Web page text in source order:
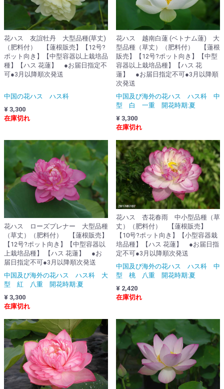
花ハス 友誼牡丹 大型品種(草丈)
（肥料付） 【蓮根販売】【12号?
ポット向き】【中型容器以上栽培品
種】【ハス 花蓮】 ●お届日指定不
可●3月以降順次発送
中国の花ハス ハス科
¥ 3,300
在庫切れ
花ハス 越南白蓮 (ベトナム蓮) 大
型品種（草丈）（肥料付） 【蓮根
販売】【12号?ポット向き】【中型
容器以上栽培品種】【ハス 花
蓮】 ●お届日指定不可●3月以降順
次発送
中国及び海外の花ハス ハス科 中
型 白 一重 開花時期:夏
¥ 3,300
在庫切れ
花ハス ローズプレナー 大型品種
（草丈）（肥料付） 【蓮根販売】
【12号?ポット向き】【中型容器以
上栽培品種】 【ハス 花蓮】 ●お
届日指定不可●3月以降順次発送
中国及び海外の花ハス ハス科 大
型 紅 八重 開花時期:夏
¥ 3,300
在庫切れ
花ハス 杏花春雨 中小型品種（草
丈）（肥料付） 【蓮根販売】
【10号?ポット向き】【小型容器栽
培品種】【ハス 花蓮】 ●お届日指
定不可●3月以降順次発送
中国及び海外の花ハス ハス科 中
型 桃 八重 開花時期:夏
¥ 2,420
在庫切れ